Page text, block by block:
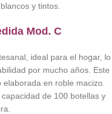
y tintos.
Mod. C
ideal para el hogar, lo
por mucho años. Este
en roble macizo.
de 100 botellas y